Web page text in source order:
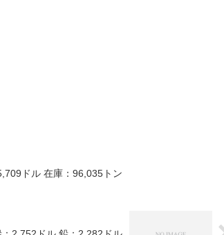
ドル 在庫：96,035トン